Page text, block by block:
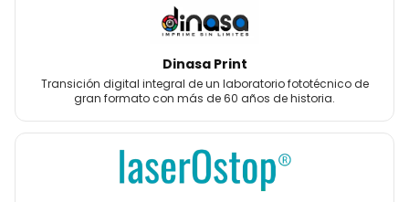
Dinasa Print
Transición digital integral de un laboratorio fototécnico de
gran formato con más de 60 años de historia.